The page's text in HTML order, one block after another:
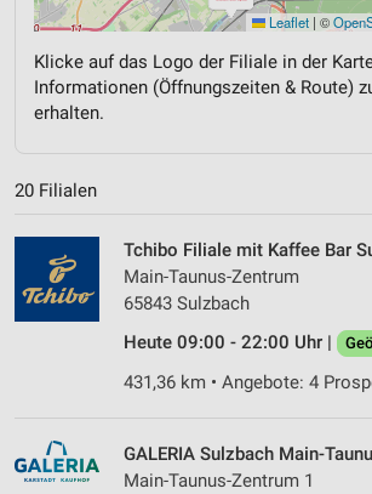
Leaflet | ©
Klicke auf das Logo der Filiale in der
Informationen (Öffnungszeiten & Route)
erhalten.
20 Filialen
Tchibo Filiale mit Kaffee Bar
Main-Taunus-Zentrum
65843 Sulzbach
Heute 09:00 - 22:00 Uhr |
431,36 km • Angebote: 4
GALERIA Sulzbach Main-
Main-Taunus-Zentrum 1